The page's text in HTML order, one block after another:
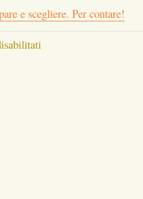
e scegliere. Per contare!
su
Partecipare